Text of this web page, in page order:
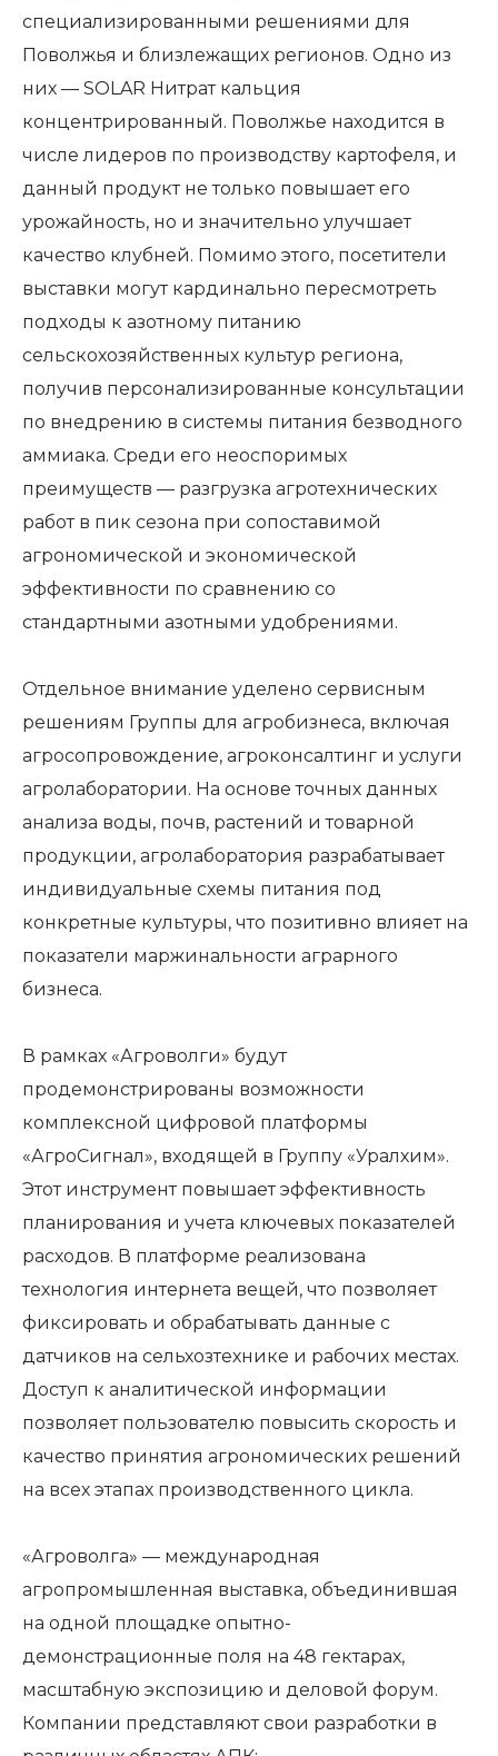
специализированными решениями для
Поволжья и близлежащих регионов. Одно из
них — SOLAR Нитрат кальция
концентрированный. Поволжье находится в
числе лидеров по производству картофеля, и
данный продукт не только повышает его
урожайность, но и значительно улучшает
качество клубней. Помимо этого, посетители
выставки могут кардинально пересмотреть
подходы к азотному питанию
сельскохозяйственных культур региона,
получив персонализированные консультации
по внедрению в системы питания безводного
аммиака. Среди его неоспоримых
преимуществ — разгрузка агротехнических
работ в пик сезона при сопоставимой
агрономической и экономической
эффективности по сравнению со
стандартными азотными удобрениями.
Отдельное внимание уделено сервисным
решениям Группы для агробизнеса, включая
агросопровождение, агроконсалтинг и услуги
агролаборатории. На основе точных данных
анализа воды, почв, растений и товарной
продукции, агролаборатория разрабатывает
индивидуальные схемы питания под
конкретные культуры, что позитивно влияет на
показатели маржинальности аграрного
бизнеса.
В рамках «Агроволги» будут
продемонстрированы возможности
комплексной цифровой платформы
«АгроСигнал», входящей в Группу «Уралхим».
Этот инструмент повышает эффективность
планирования и учета ключевых показателей
расходов. В платформе реализована
технология интернета вещей, что позволяет
фиксировать и обрабатывать данные с
датчиков на сельхозтехнике и рабочих местах.
Доступ к аналитической информации
позволяет пользователю повысить скорость и
качество принятия агрономических решений
на всех этапах производственного цикла.
«Агроволга» — международная
агропромышленная выставка, объединившая
на одной площадке опытно-
демонстрационные поля на 48 гектарах,
масштабную экспозицию и деловой форум.
Компании представляют свои разработки в